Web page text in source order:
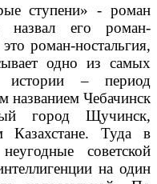
ступени» - роман
назвал его роман-
роман-ностальгия,
одно из самых
истории – период
Чебачинск
город Щучинск,
Казахстане.Туда в
советской
на один